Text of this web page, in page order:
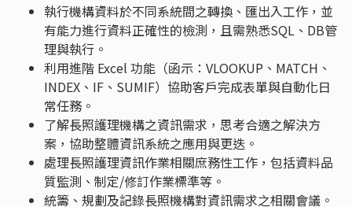
執行機構資料於不同系統間之轉換、匯出入工作，並
有能力進行資料正確性的檢測，且需熟悉SQL、DB管
理與執行。
利用進階 Excel 功能（函示：VLOOKUP、MATCH、
INDEX、IF、SUMIF）協助客戶完成表單與自動化日
常任務。
了解長照護理機構之資訊需求，思考合適之解決方
案，協助整體資訊系統之應用與更迭。
處理長照護理資訊作業相關庶務性工作，包括資料品
質監測、制定/修訂作業標準等。
統籌、規劃及記錄長照機構對資訊需求之相關會議。